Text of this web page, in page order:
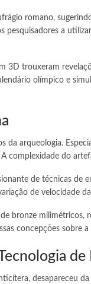
romano,
pesquisadores a
3D trouxeram
olímpico e
arqueologia.
do
de técnicas de
de velocidade
bronze milimétricos,
concepções sobre
de
desapareceu